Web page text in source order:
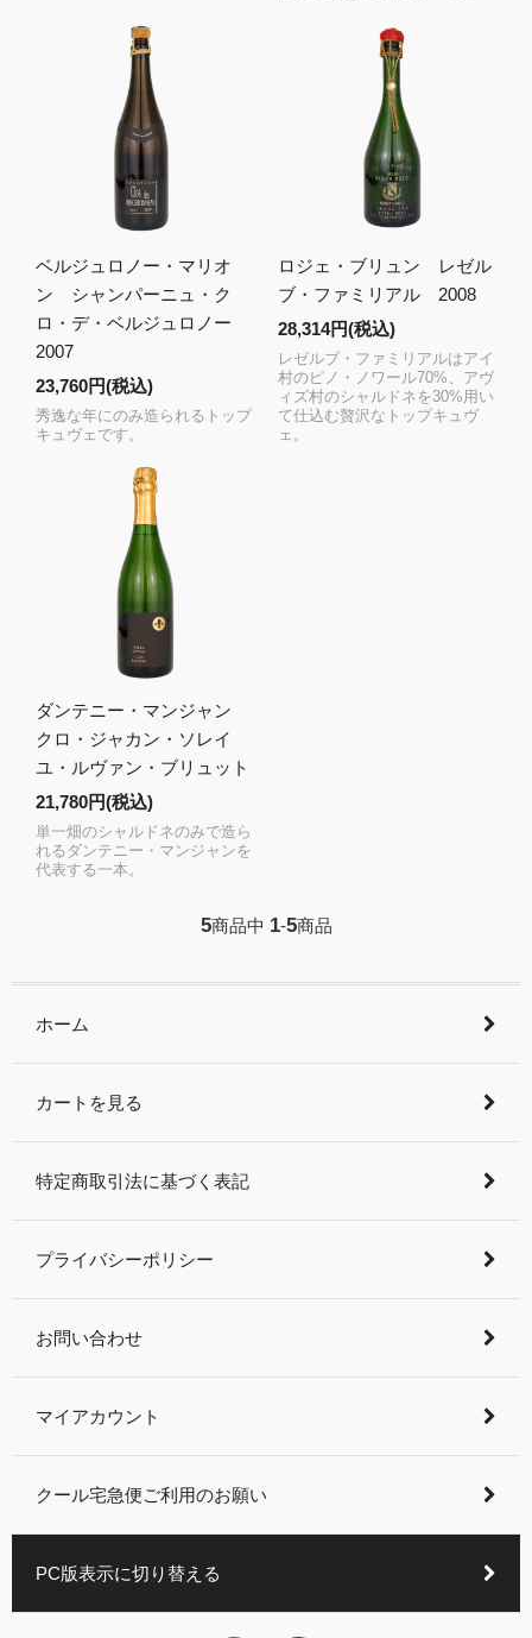
ベルジュロノー・マリオ
ン シャンパーニュ・ク
ロ・デ・ベルジュロノー
2007
23,760円(税込)
秀逸な年にのみ造られるトップ
キュヴェです。
ロジェ・ブリュン レゼル
ブ・ファミリアル 2008
28,314円(税込)
レゼルブ・ファミリアルはアイ
村のピノ・ノワール70%、アヴ
ィズ村のシャルドネを30%用い
て仕込む贅沢なトップキュヴ
ェ。
ダンテニー・マンジャン
クロ・ジャカン・ソレイ
ユ・ルヴァン・ブリュット
21,780円(税込)
単一畑のシャルドネのみで造ら
れるダンテニー・マンジャンを
代表する一本。
5商品中 1-5商品
ホーム
カートを見る
特定商取引法に基づく表記
プライバシーポリシー
お問い合わせ
マイアカウント
クール宅急便ご利用のお願い
PC版表示に切り替える